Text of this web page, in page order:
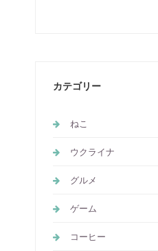
カテゴリー
ねこ
ウクライナ
グルメ
ゲーム
コーヒー